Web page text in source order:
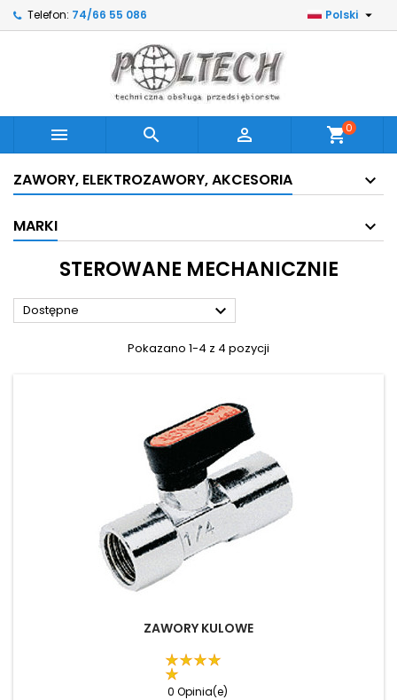
Telefon: 74/66 55 086 Polski 
   shopping_cart0
ZAWORY, ELEKTROZAWORY, AKCESORIA
MARKI
STEROWANE MECHANICZNIE
Dostępne 
Pokazano 1-4 z 4 pozycji
ZAWORY KULOWE
0 Opinia(e)